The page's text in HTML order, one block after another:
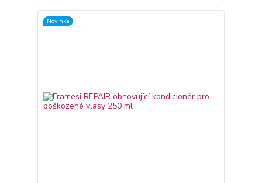
Novinka